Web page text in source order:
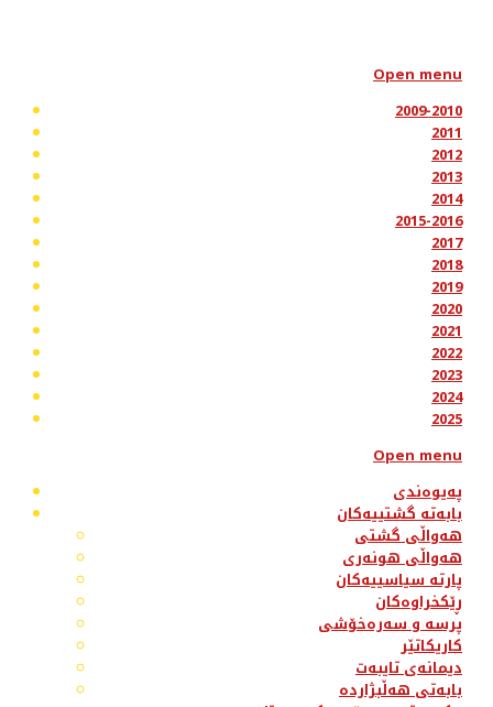
Open menu
2009-2010
2011
2012
2013
2014
2015-2016
2017
2018
2019
2020
2021
2022
2023
2024
2025
Open menu
پەیوەندی
بابەتە گشتییەکان
هەواڵی گشتی
هەواڵی هونەری
پارتە سیاسییەکان
ڕێکخراوەکان
پرسە و سەرەخۆشی
کاریکاتێر
دیمانەی تایبەت
بابەتی هەڵبژاردە